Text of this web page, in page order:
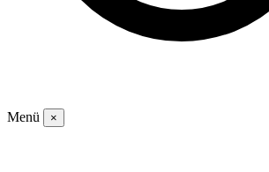
Menü ×